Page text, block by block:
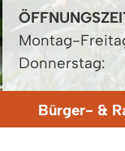
Montag-
Donnerstag:
Bürger- &